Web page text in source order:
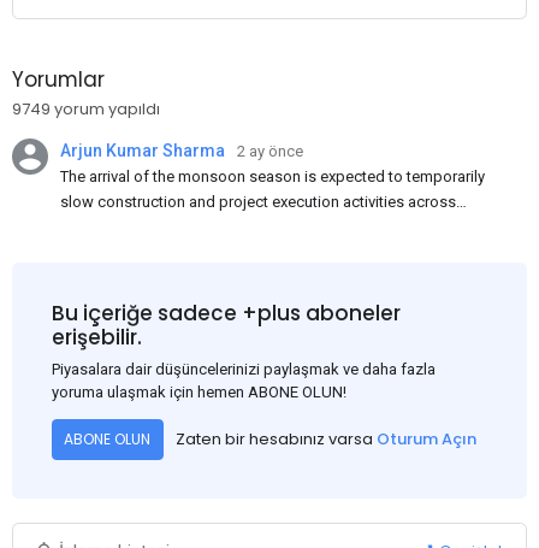
Yorumlar
9749 yorum yapıldı
Arjun Kumar Sharma
2 ay önce
The arrival of the monsoon season is expected to temporarily
slow construction and project execution activities across
and rural construction projects is expected to provide support
to the market despite seasonal disruptions caused by heavy
rainfall.
Bu içeriğe sadece +plus aboneler
erişebilir.
Piyasalara dair düşüncelerinizi paylaşmak ve daha fazla
yoruma ulaşmak için hemen ABONE OLUN!
ABONE OLUN Zaten bir hesabınız varsa Oturum Açın